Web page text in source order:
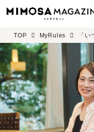
TOP MyRules